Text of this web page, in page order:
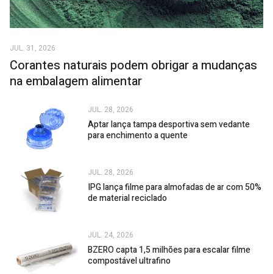
JUL. 31, 2026
Corantes naturais podem obrigar a mudanças
na embalagem alimentar
JUL. 28, 2026
Aptar lança tampa desportiva sem vedante
para enchimento a quente
JUL. 28, 2026
IPG lança filme para almofadas de ar com 50%
de material reciclado
JUL. 24, 2026
BZERO capta 1,5 milhões para escalar filme
compostável ultrafino